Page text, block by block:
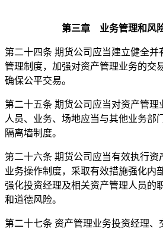
第三章 业务管理和风
第二十四条 期货公司应当建立健全并
管理制度，加强对资产管理业务的交
确保公平交易。
第二十五条 期货公司应当对资产管理
人员、业务、场地应当与其他业务部
隔离墙制度。
第二十六条 期货公司应当有效执行资
业务操作制度，采取有效措施强化内
强化投资经理及相关资产管理人员的
和道德风险。
第二十七条 资产管理业务投资经理、